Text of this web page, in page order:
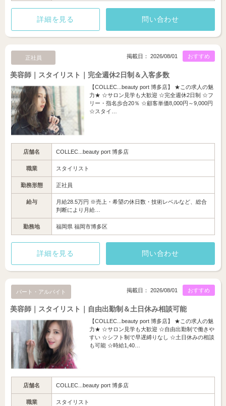
詳細を見る 問い合わせ
正社員 おすすめ
掲載日： 2026/08/01
美容師｜スタイリスト｜完全週休2日制＆入客多数
【COLLEC...beauty port 博多店】 ★この求人の魅
力★ ☆サロン見学も大歓迎 ☆完全週休2日制 ☆フ
リー・指名歩合20％ ☆顧客単価8,000円～9,000円
☆スタイ…
店舗名 COLLEC...beauty port 博多店
職業 スタイリスト
勤務形態 正社員
給与
月給28.5万円 ※売上・希望の休日数・技術レベルなど、総合
判断により月給…
勤務地 福岡県 福岡市博多区
詳細を見る 問い合わせ
パート・アルバイト おすすめ
掲載日： 2026/08/01
美容師｜スタイリスト｜自由出勤制＆土日休み相談可能
【COLLEC...beauty port 博多店】 ★この求人の魅
力★ ☆サロン見学も大歓迎 ☆自由出勤制で働きや
すい ☆シフト制で早遅縛りなし ☆土日休みの相談
も可能 ☆時給1,40…
店舗名 COLLEC...beauty port 博多店
職業 スタイリスト